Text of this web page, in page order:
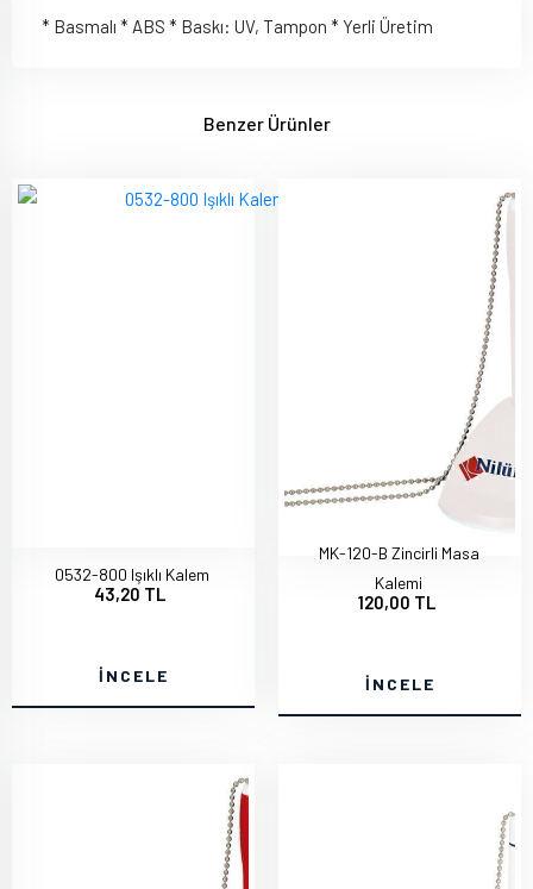
* Basmalı * ABS * Baskı: UV, Tampon * Yerli Üretim
Benzer Ürünler
0532-800 Işıklı Kalem
43,20 TL
İNCELE
MK-120-B Zincirli Masa
Kalemi
120,00 TL
İNCELE